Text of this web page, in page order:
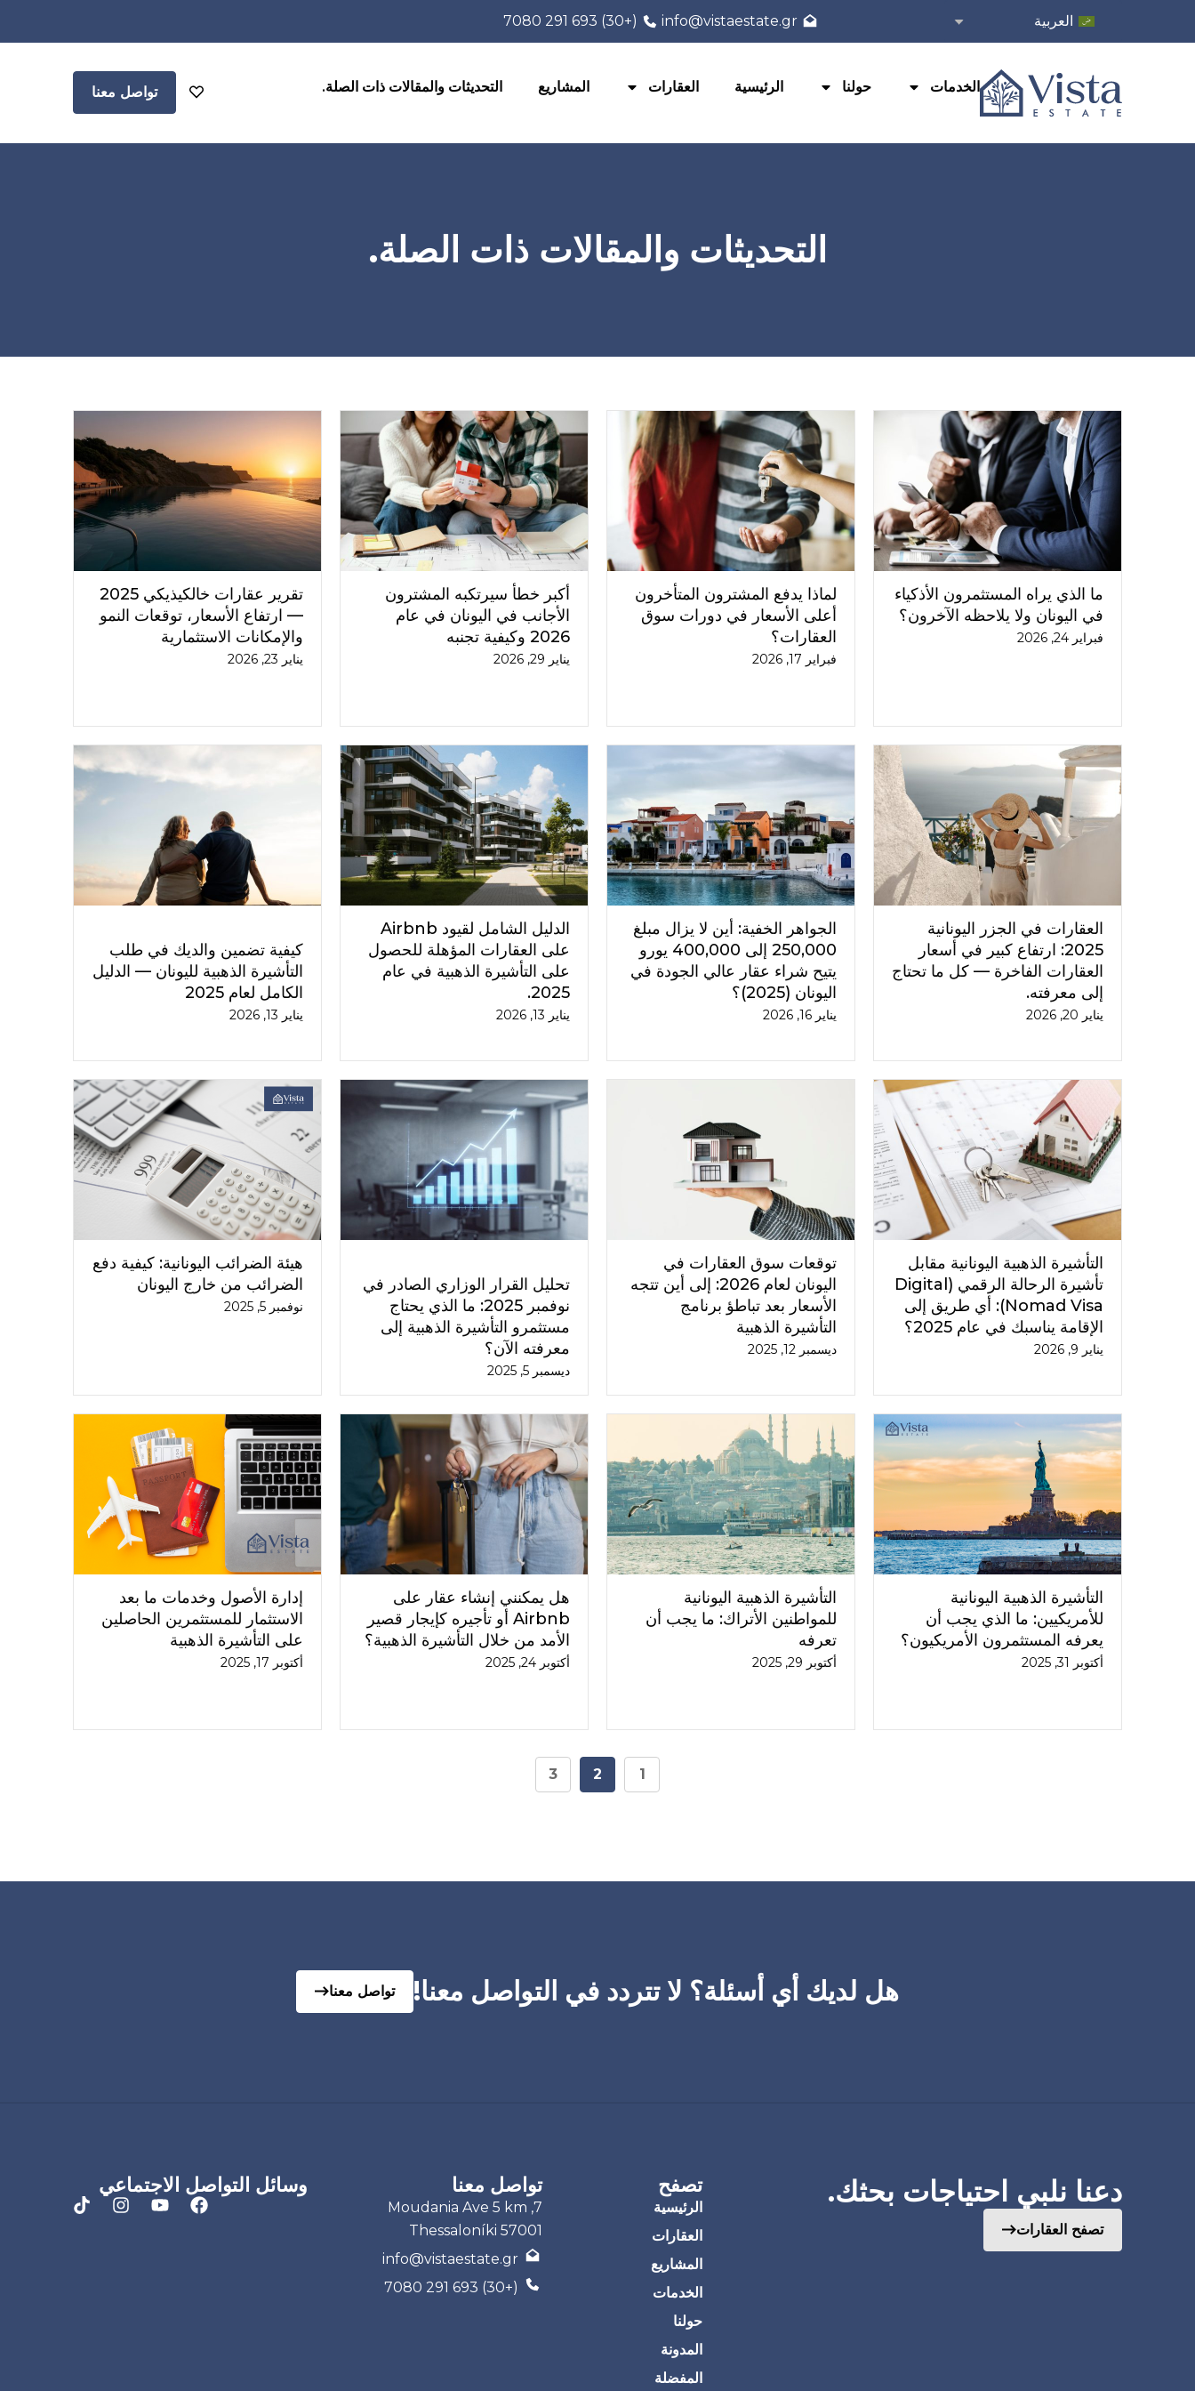
العربية info@vistaestate.gr
(+30) 693 291 7080
الخدمات حولنا الرئيسية العقارات المشاريع التحديثات والمقالات ذات الصلة. تواصل معنا
التحديثات والمقالات ذات الصلة.
ما الذي يراه المستثمرون الأذكياء
في اليونان ولا يلاحظه الآخرون؟
فبراير 24, 2026
لماذا يدفع المشترون المتأخرون
أعلى الأسعار في دورات سوق
العقارات؟
فبراير 17, 2026
أكبر خطأ سيرتكبه المشترون
الأجانب في اليونان في عام
2026 وكيفية تجنبه
يناير 29, 2026
تقرير عقارات خالكيذيكي 2025
— ارتفاع الأسعار، توقعات النمو
والإمكانات الاستثمارية
يناير 23, 2026
العقارات في الجزر اليونانية
2025: ارتفاع كبير في أسعار
العقارات الفاخرة — كل ما تحتاج
إلى معرفته.
يناير 20, 2026
الجواهر الخفية: أين لا يزال مبلغ
250,000 إلى 400,000 يورو
يتيح شراء عقار عالي الجودة في
اليونان (2025)؟
يناير 16, 2026
الدليل الشامل لقيود Airbnb
على العقارات المؤهلة للحصول
على التأشيرة الذهبية في عام
2025.
يناير 13, 2026
كيفية تضمين والديك في طلب
التأشيرة الذهبية لليونان — الدليل
الكامل لعام 2025
يناير 13, 2026
التأشيرة الذهبية اليونانية مقابل
تأشيرة الرحالة الرقمي (Digital
Nomad Visa): أي طريق إلى
الإقامة يناسبك في عام 2025؟
يناير 9, 2026
توقعات سوق العقارات في
اليونان لعام 2026: إلى أين تتجه
الأسعار بعد تباطؤ برنامج
التأشيرة الذهبية
ديسمبر 12, 2025
تحليل القرار الوزاري الصادر في
نوفمبر 2025: ما الذي يحتاج
مستثمرو التأشيرة الذهبية إلى
معرفته الآن؟
ديسمبر 5, 2025
هيئة الضرائب اليونانية: كيفية دفع
الضرائب من خارج اليونان
نوفمبر 5, 2025
التأشيرة الذهبية اليونانية
للأمريكيين: ما الذي يجب أن
يعرفه المستثمرون الأمريكيون؟
أكتوبر 31, 2025
التأشيرة الذهبية اليونانية
للمواطنين الأتراك: ما يجب أن
تعرفه
أكتوبر 29, 2025
هل يمكنني إنشاء عقار على
Airbnb أو تأجيره كإيجار قصير
الأمد من خلال التأشيرة الذهبية؟
أكتوبر 24, 2025
إدارة الأصول وخدمات ما بعد
الاستثمار للمستثمرين الحاصلين
على التأشيرة الذهبية
أكتوبر 17, 2025
1
2
3
هل لديك أي أسئلة؟ لا تتردد في التواصل معنا! تواصل معنا
دعنا نلبي احتياجات بحثك.
تصفح العقارات
تصفح
الرئيسية
العقارات
المشاريع
الخدمات
حولنا
المدونة
المفضلة
تواصل معنا
7, Moudania Ave 5 km
Thessaloníki 57001
info@vistaestate.gr
(+30) 693 291 7080
وسائل التواصل الاجتماعي